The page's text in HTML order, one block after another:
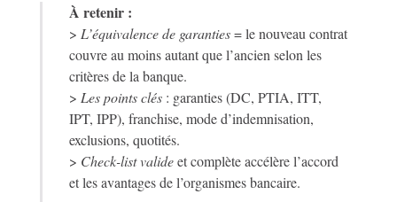
n
c
e
d
e
g
a
r
a
À retenir :
> L’équivalence de garanties= le nouveau contrat
couvre au moins autant que l’ancien selon les
critères de la banque.
> Les points clés : garanties (DC, PTIA, ITT,
IPT, IPP), franchise, mode d’indemnisation,
exclusions, quotités.
> Check-list valideet complète accélère l’accord
et les avantages de l’organismes bancaire.